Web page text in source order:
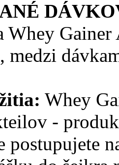
Whey
medzi
Whey
-
postupujete